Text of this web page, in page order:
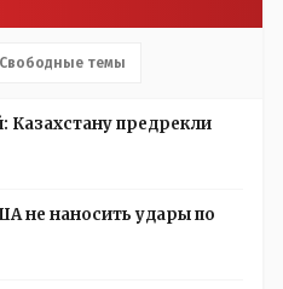
Свободные темы
Казахстану предрекли
не наносить удары по